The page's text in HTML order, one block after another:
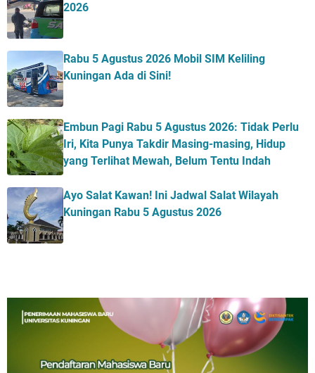
2026
Rabu 5 Agustus 2026 Mobil SIM Keliling
Kuningan Ada di Sini!
Embun Pagi Rabu 5 Agustus 2026: Tidak Perlu
Iri, Kita Punya Takdir Masing-masing, Hidup
yang Terlihat Mewah, Belum Tentu Indah
Ayo Salat Kawan! Ini Jadwal Salat Wilayah
Kuningan Rabu 5 Agustus 2026